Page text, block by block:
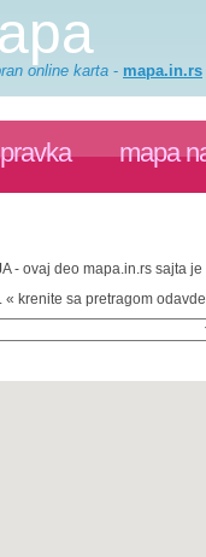
online karta - mapa.in.rs
mapa
- ovaj deo mapa.in.rs sajta
. « krenite sa pretragom odavde